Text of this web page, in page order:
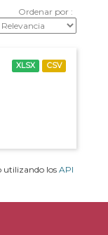
Ordenar por
XLSX CSV
utilizando los API